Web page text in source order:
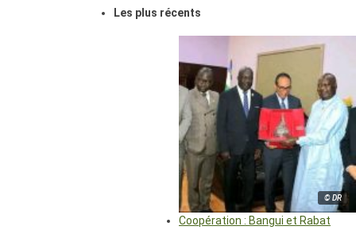
Les plus récents
© DR
Coopération : Bangui et Rabat